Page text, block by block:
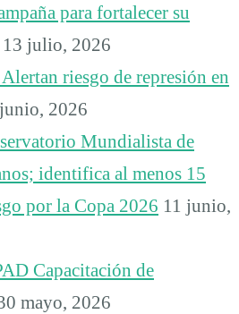
para fortalecer su
13 julio, 2026
riesgo de represión en
2026
Mundialista de
identifica al menos 15
por la Copa 2026 11 junio,
Capacitación de
mayo, 2026